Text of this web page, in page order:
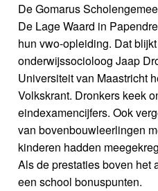
De Gomarus
De Lage Waard in
hun vwo-opleiding. Dat
onderwijssocioloog Jaap
Universiteit van Maastricht
Volkskrant. Dronkers keek
eindexamencijfers. Ook
van bovenbouwleerlingen
kinderen hadden
Als de prestaties boven het
een school bonuspunten.